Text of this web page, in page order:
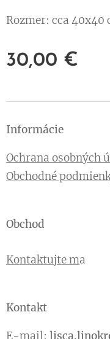
Rozmer: cca 40x40
30,00 €
Informácie
Ochrana osobných
Obchodné
Obchod
Kontaktujte ma
Kontakt
E-mail: